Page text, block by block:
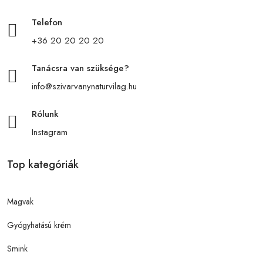
Telefon
+36 20 20 20 20
Tanácsra van szüksége?
info@szivarvanynaturvilag.hu
Rólunk
Instagram
Top kategóriák
Magvak
Gyógyhatású krém
Smink